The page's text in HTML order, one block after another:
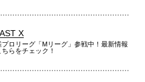
X
プロリーグ「Mリーグ」参戦中！最新情報
ちらをチェック！